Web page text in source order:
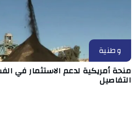
وطنية
منحة أمريكية لدعم الاستثمار في
التفاصيل